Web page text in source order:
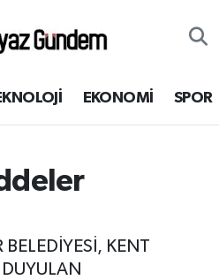
EKONOMİ SPOR
BELEDİYESİ, KENT
ve Fikstür